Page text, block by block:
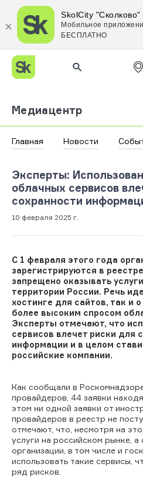
SkolCity "Сколково"
Мобильное
БЕСПЛАТНО
Медиацентр
Главная Новости
Эксперты:
облачных сервисов
сохранности
10 февраля 2025 г.
С 1 февраля этого года
зарегистрируются в
запрещено оказывать
территории России. Речь
хостинге для сайтов, так и
более высоким спросом
Эксперты отмечают, что
сервисов влечет риски для
информации и в целом
российские компании.
Как сообщали в
провайдеров, 44 заявки
этом ни одной заявки от
провайдеров в реестр не
отмечают, что, несмотря на
услуги на российском рынке, а
организации, в том числе и
использовать такие сервисы,
ряд рисков.